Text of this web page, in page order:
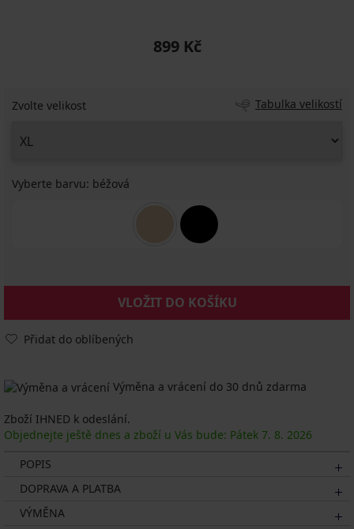
899 Kč
Zvolte velikost Tabulka velikostí
Vyberte barvu: béžová
VLOŽIT DO KOŠÍKU
Přidat do oblíbených
Výměna a vrácení do 30 dnů zdarma
Zboží IHNED k odeslání.
Objednejte ještě dnes a zboží u Vás bude: Pátek 7. 8. 2026
POPIS
DOPRAVA A PLATBA
VÝMĚNA